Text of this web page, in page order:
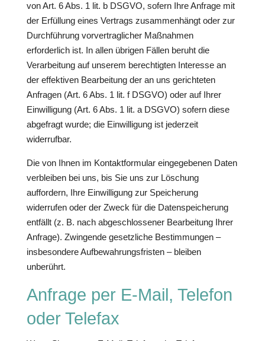
von Art. 6 Abs. 1 lit. b DSGVO, sofern Ihre Anfrage mit
der Erfüllung eines Vertrags zusammenhängt oder zur
Durchführung vorvertraglicher Maßnahmen
erforderlich ist. In allen übrigen Fällen beruht die
Verarbeitung auf unserem berechtigten Interesse an
der effektiven Bearbeitung der an uns gerichteten
Anfragen (Art. 6 Abs. 1 lit. f DSGVO) oder auf Ihrer
Einwilligung (Art. 6 Abs. 1 lit. a DSGVO) sofern diese
abgefragt wurde; die Einwilligung ist jederzeit
widerrufbar.
Die von Ihnen im Kontaktformular eingegebenen Daten
verbleiben bei uns, bis Sie uns zur Löschung
auffordern, Ihre Einwilligung zur Speicherung
widerrufen oder der Zweck für die Datenspeicherung
entfällt (z. B. nach abgeschlossener Bearbeitung Ihrer
Anfrage). Zwingende gesetzliche Bestimmungen –
insbesondere Aufbewahrungsfristen – bleiben
unberührt.
Anfrage per E-Mail, Telefon
oder Telefax